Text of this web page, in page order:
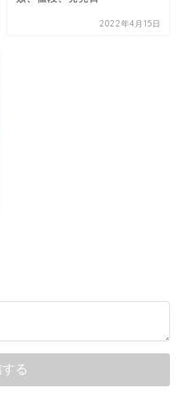
2022年4月15日